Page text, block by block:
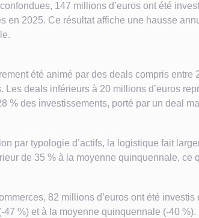
147 millions d’euros ont été
en 2025. Ce résultat affiche une hausse
été animé par des deals compris
Les deals inférieurs à 20 millions d’euros
% des investissements, porté par un deal
par typologie d’actifs, la logistique fait
de 35 % à la moyenne quinquennale, ce
82 millions d’euros ont été
47 %) et à la moyenne quinquennale (-40 %).